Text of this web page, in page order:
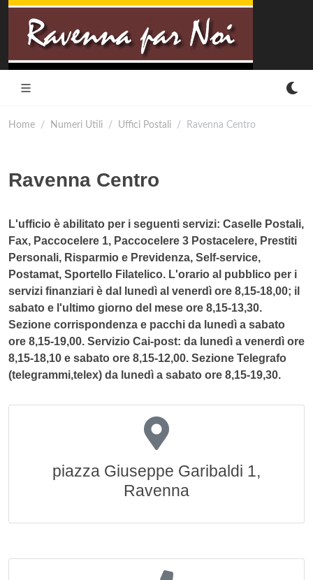
Home Numeri Utili Uffici Postali Ravenna Centro
Ravenna Centro
L'ufficio è abilitato per i seguenti servizi: Caselle Postali,
Fax, Paccocelere 1, Paccocelere 3 Postacelere, Prestiti
Personali, Risparmio e Previdenza, Self-service,
Postamat, Sportello Filatelico. L'orario al pubblico per i
servizi finanziari è dal lunedì al venerdì ore 8,15-18,00; il
sabato e l'ultimo giorno del mese ore 8,15-13,30.
Sezione corrispondenza e pacchi da lunedì a sabato
ore 8,15-19,00. Servizio Cai-post: da lunedì a venerdì ore
8,15-18,10 e sabato ore 8,15-12,00. Sezione Telegrafo
(telegrammi,telex) da lunedì a sabato ore 8,15-19,30.
piazza Giuseppe Garibaldi 1,
Ravenna